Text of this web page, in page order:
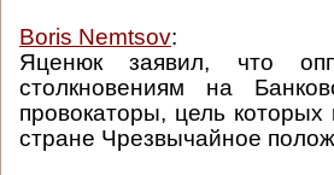
Boris Nemtsov:
Яценюк заявил, что
столкновениям на
провокаторы, цель
стране Чрезвычайное